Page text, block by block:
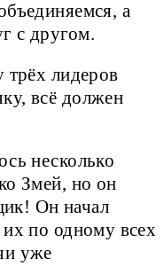
а
с другом.
трёх лидеров
всё должен
несколько
Змей, но он
Он начал
их по одному всех
уже